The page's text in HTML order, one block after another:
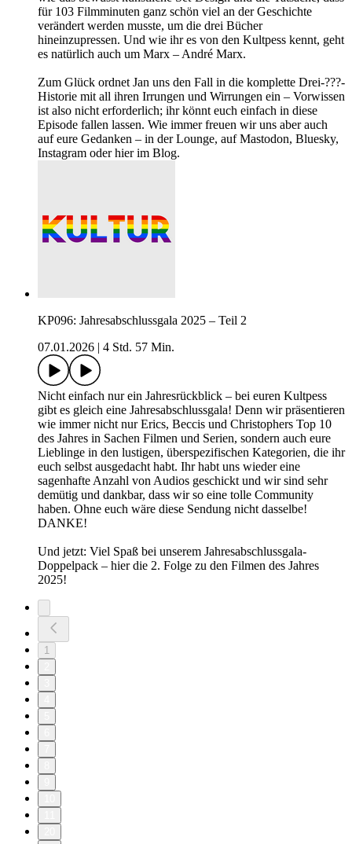
für 103 Filmminuten ganz schön viel an der Geschichte
verändert werden musste, um die drei Bücher
hineinzupressen. Und wie ihr es von den Kultpess kennt, geht
es natürlich auch um Marx – André Marx.
Zum Glück ordnet Jan uns den Fall in die komplette Drei-???-
Historie mit all ihren Irrungen und Wirrungen ein – Vorwissen
ist also nicht erforderlich; ihr könnt euch einfach in diese
Episode fallen lassen. Wie immer freuen wir uns aber auch
auf eure Gedanken – in der Lounge, auf Mastodon, Bluesky,
Instagram oder hier im Blog.
KP096: Jahresabschlussgala 2025 – Teil 2
07.01.2026
4 Std. 57 Min.
Nicht einfach nur ein Jahresrückblick – bei euren Kultpess
gibt es gleich eine Jahresabschlussgala! Denn wir präsentieren
wie immer nicht nur Erics, Beccis und Christophers Top 10
des Jahres in Sachen Filmen und Serien, sondern auch eure
Lieblinge in den lustigen, überspezifischen Kategorien, die ihr
euch selbst ausgedacht habt. Ihr habt uns wieder eine
sagenhafte Anzahl von Audios geschickt und wir sind sehr
demütig und dankbar, dass wir so eine tolle Community
haben. Ohne euch wäre diese Sendung nicht dasselbe!
DANKE!
Und jetzt: Viel Spaß bei unserem Jahresabschlussgala-
Doppelpack – hier die 2. Folge zu den Filmen des Jahres
2025!
1